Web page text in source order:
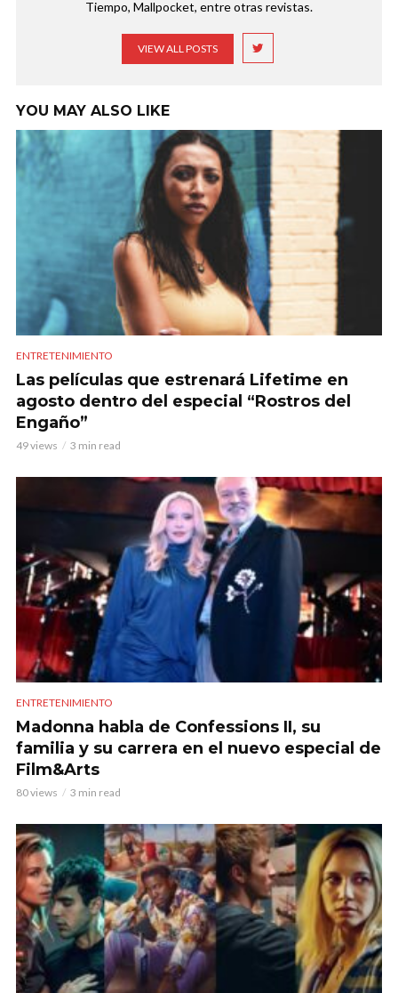
Tiempo, Mallpocket, entre otras revistas.
VIEW ALL POSTS
YOU MAY ALSO LIKE
ENTRETENIMIENTO
Las películas que estrenará Lifetime en
agosto dentro del especial “Rostros del
Engaño”
49 views 3 min read
ENTRETENIMIENTO
Madonna habla de Confessions II, su
familia y su carrera en el nuevo especial de
Film&Arts
80 views 3 min read